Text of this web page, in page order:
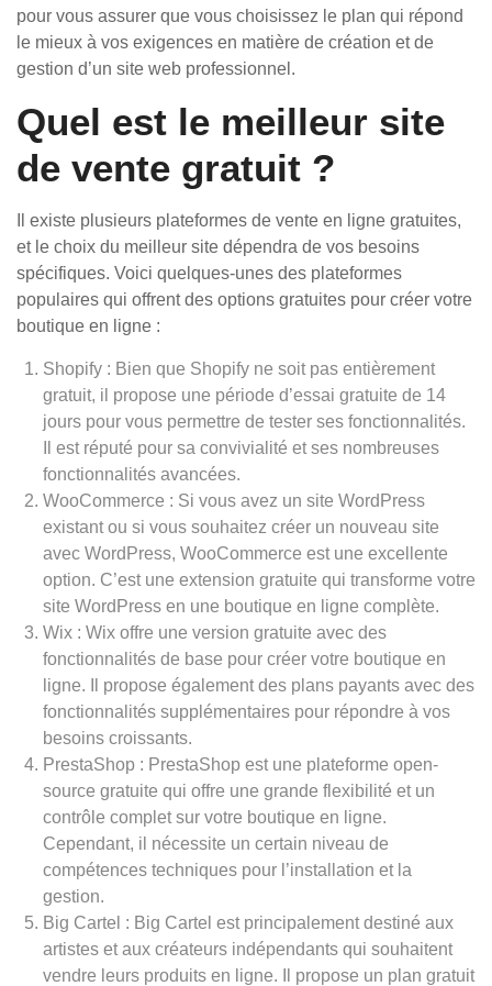
pour vous assurer que vous choisissez le plan qui répond
le mieux à vos exigences en matière de création et de
gestion d’un site web professionnel.
Quel est le meilleur site
de vente gratuit ?
Il existe plusieurs plateformes de vente en ligne gratuites,
et le choix du meilleur site dépendra de vos besoins
spécifiques. Voici quelques-unes des plateformes
populaires qui offrent des options gratuites pour créer votre
boutique en ligne :
Shopify : Bien que Shopify ne soit pas entièrement
gratuit, il propose une période d’essai gratuite de 14
jours pour vous permettre de tester ses fonctionnalités.
Il est réputé pour sa convivialité et ses nombreuses
fonctionnalités avancées.
WooCommerce : Si vous avez un site WordPress
existant ou si vous souhaitez créer un nouveau site
avec WordPress, WooCommerce est une excellente
option. C’est une extension gratuite qui transforme votre
site WordPress en une boutique en ligne complète.
Wix : Wix offre une version gratuite avec des
fonctionnalités de base pour créer votre boutique en
ligne. Il propose également des plans payants avec des
fonctionnalités supplémentaires pour répondre à vos
besoins croissants.
PrestaShop : PrestaShop est une plateforme open-
source gratuite qui offre une grande flexibilité et un
contrôle complet sur votre boutique en ligne.
Cependant, il nécessite un certain niveau de
compétences techniques pour l’installation et la
gestion.
Big Cartel : Big Cartel est principalement destiné aux
artistes et aux créateurs indépendants qui souhaitent
vendre leurs produits en ligne. Il propose un plan gratuit